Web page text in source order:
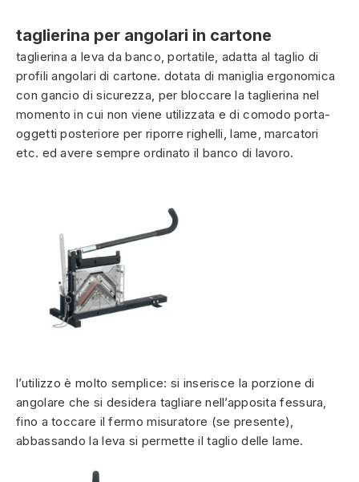
taglierina per angolari in cartone
taglierina a leva da banco, portatile, adatta al taglio di
profili angolari di cartone. dotata di maniglia ergonomica
con gancio di sicurezza, per bloccare la taglierina nel
momento in cui non viene utilizzata e di comodo porta-
oggetti posteriore per riporre righelli, lame, marcatori
etc. ed avere sempre ordinato il banco di lavoro.
l’utilizzo è molto semplice: si inserisce la porzione di
angolare che si desidera tagliare nell’apposita fessura,
fino a toccare il fermo misuratore (se presente),
abbassando la leva si permette il taglio delle lame.